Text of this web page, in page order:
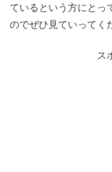
ているという方にとっ
のでぜひ見ていってく
ス